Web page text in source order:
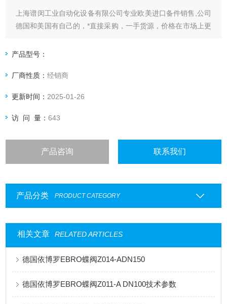
上海谱闵工业自动化设备有限公司专业欧美进口备件销售,公司
德国和美国有自己的，*直接采购，一手货源，价格在市场上更
货给我们提供固定折扣，确保我们给客户惠的价格。
渠道广: 除了现货，我们跟欧洲许多有直接的业务关系，使我
们可以采购到由于保护而不能报价的品。
产品型号：
厂商性质：经销商
更新时间： 2025-01-26
访 问 量：643
产品咨询 联系我们
产品分类 PRODUCT CATEGORY
相关文章 RELATED ARTICLES
德国依博罗EBRO蝶阀Z014-ADN150
德国依博罗EBRO蝶阀Z011-A DN100技术参数